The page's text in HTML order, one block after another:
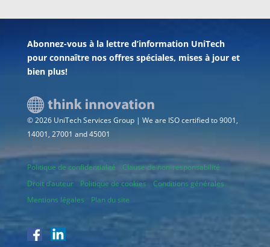
Abonnez-vous à la lettre d’information UniTech
pour connaître nos offres spéciales, mises à jour et
bien plus!
© 2026 UniTech Services Group | We are ISO certified to 9001,
14001, 27001 and 45001
Politique de confidentialité
Clause de non-responsabilité
Droit d’auteur
Politique de cookies
Conditions générales
Mentions légales
Plan du site